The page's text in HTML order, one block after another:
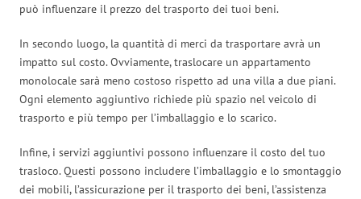
può influenzare il prezzo del trasporto dei tuoi beni.
In secondo luogo, la quantità di merci da trasportare avrà un
impatto sul costo. Ovviamente, traslocare un appartamento
monolocale sarà meno costoso rispetto ad una villa a due piani.
Ogni elemento aggiuntivo richiede più spazio nel veicolo di
trasporto e più tempo per l’imballaggio e lo scarico.
Infine, i servizi aggiuntivi possono influenzare il costo del tuo
trasloco. Questi possono includere l’imballaggio e lo smontaggio
dei mobili, l’assicurazione per il trasporto dei beni, l’assistenza